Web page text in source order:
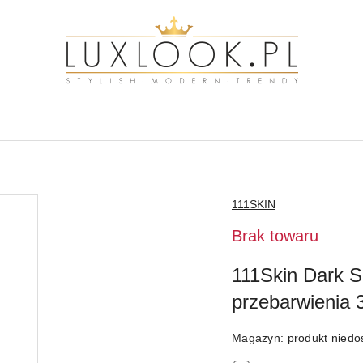
NAZWA
PRODUCENTA:
111SKIN
Brak towaru
111Skin Dark
przebarwienia
Magazyn: produkt